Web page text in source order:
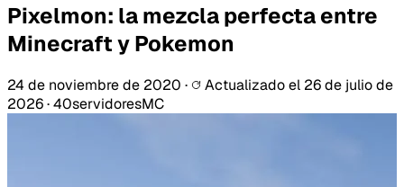
Pixelmon: la mezcla perfecta entre
Minecraft y Pokemon
24 de noviembre de 2020 · Actualizado el 26 de julio de
2026·40servidoresMC